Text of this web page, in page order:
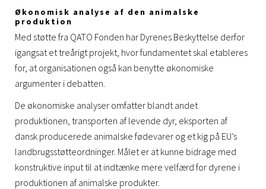
Økonomisk analyse af den animalske
produktion
Med støtte fra QATO Fonden har Dyrenes Beskyttelse derfor
igangsat et treårigt projekt, hvor fundamentet skal etableres
for, at organisationen også kan benytte økonomiske
argumenter i debatten.
De økonomiske analyser omfatter blandt andet
produktionen, transporten af levende dyr, eksporten af
dansk producerede animalske fødevarer og et kig på EU’s
landbrugsstøtteordninger. Målet er at kunne bidrage med
konstruktive input til at indtænke mere velfærd for dyrene i
produktionen af animalske produkter.